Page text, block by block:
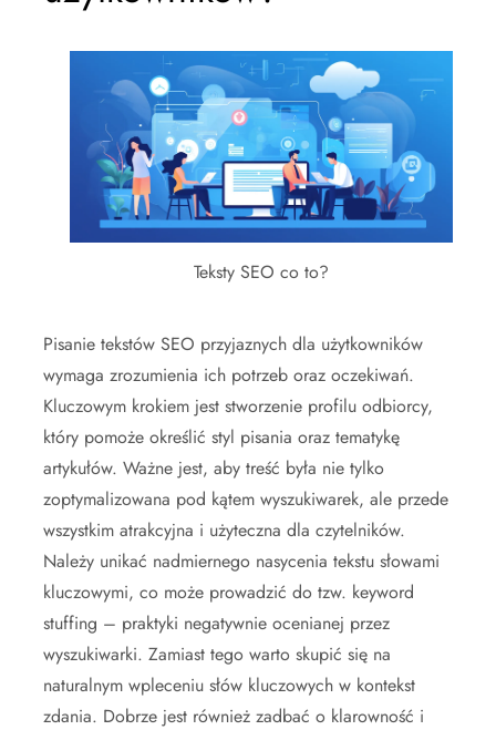
Teksty SEO co to?
Pisanie tekstów SEO przyjaznych dla użytkowników
wymaga zrozumienia ich potrzeb oraz oczekiwań.
Kluczowym krokiem jest stworzenie profilu odbiorcy,
który pomoże określić styl pisania oraz tematykę
artykułów. Ważne jest, aby treść była nie tylko
zoptymalizowana pod kątem wyszukiwarek, ale przede
wszystkim atrakcyjna i użyteczna dla czytelników.
Należy unikać nadmiernego nasycenia tekstu słowami
kluczowymi, co może prowadzić do tzw. keyword
stuffing – praktyki negatywnie ocenianej przez
wyszukiwarki. Zamiast tego warto skupić się na
naturalnym wpleceniu słów kluczowych w kontekst
zdania. Dobrze jest również zadbać o klarowność i